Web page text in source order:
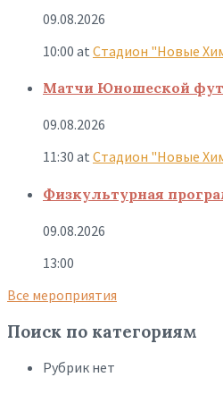
09.08.2026
10:00 at Стадион "Новые
Матчи Юношеской
09.08.2026
11:30 at Стадион "Новые
Физкультурная
09.08.2026
13:00
Все мероприятия
Поиск по категориям
Рубрик нет